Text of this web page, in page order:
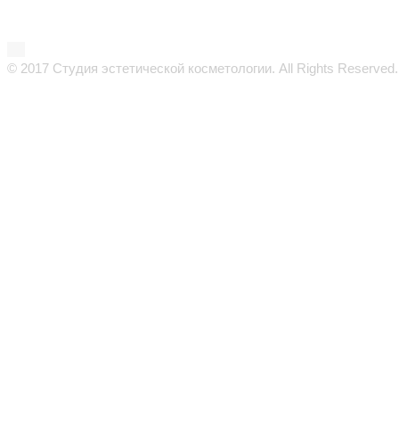
© 2017 Студия эстетической косметологии. All Rights Reserved.